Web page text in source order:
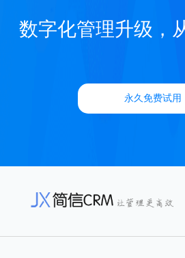
数字化管理升级，
永久免费试用